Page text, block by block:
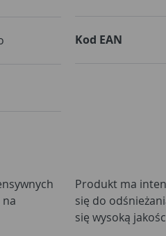
Kod EAN
Produkt ma
się do
się wysoką